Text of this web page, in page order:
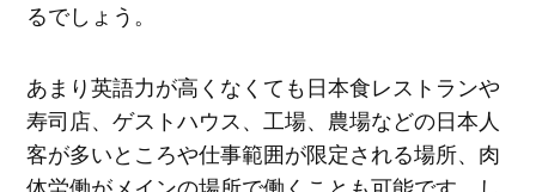
るでしょう。
あまり英語力が高くなくても日本食レストランや
寿司店、ゲストハウス、工場、農場などの日本人
客が多いところや仕事範囲が限定される場所、肉
体労働がメインの場所で働くことも可能です。し